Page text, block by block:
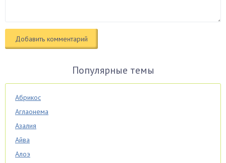
Популярные темы
Абрикос
Аглаонема
Азалия
Айва
Алоэ